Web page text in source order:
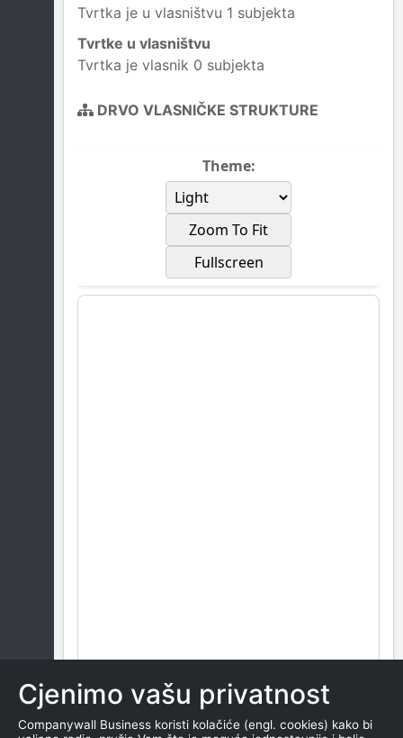
Tvrtka je u vlasništvu 1 subjekta
Tvrtke u vlasništvu
Tvrtka je vlasnik 0 subjekta
DRVO VLASNIČKE STRUKTURE
Theme:
Zoom To Fit
Fullscreen
Cjenimo vašu privatnost
Companywall Business koristi kolačiće (engl. cookies) kako bi